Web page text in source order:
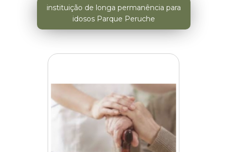
instituição de longa permanência para
idosos Parque Peruche